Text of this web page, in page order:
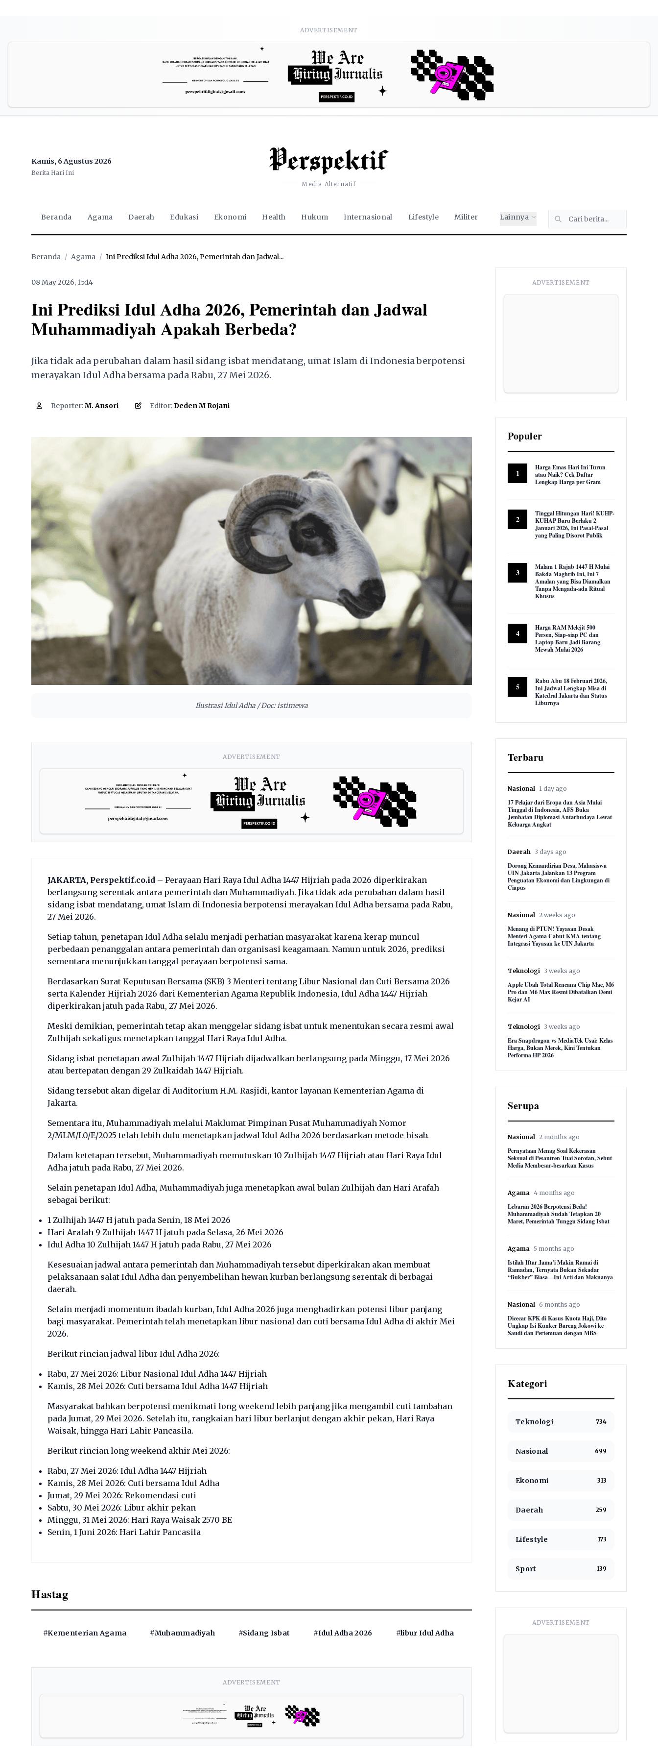
ADVERTISEMENT
Kamis, 6 Agustus 2026
Berita Hari Ini
Media Alternatif
Beranda Agama Daerah Edukasi Ekonomi Health Hukum Internasional Lifestyle Militer Lainnya
Beranda / Agama / Ini Prediksi Idul Adha 2026, Pemerintah dan Jadwal...
08 May 2026, 15:14
Ini Prediksi Idul Adha 2026, Pemerintah dan Jadwal
Muhammadiyah Apakah Berbeda?
Jika tidak ada perubahan dalam hasil sidang isbat mendatang, umat Islam di Indonesia berpotensi
merayakan Idul Adha bersama pada Rabu, 27 Mei 2026.
Reporter:M. Ansori Editor:Deden M Rojani
1,812
Ilustrasi Idul Adha / Doc: istimewa
ADVERTISEMENT
JAKARTA, Perspektif.co.id – Perayaan Hari Raya Idul Adha 1447 Hijriah pada 2026 diperkirakan
berlangsung serentak antara pemerintah dan Muhammadiyah. Jika tidak ada perubahan dalam hasil
sidang isbat mendatang, umat Islam di Indonesia berpotensi merayakan Idul Adha bersama pada Rabu,
27 Mei 2026.
Setiap tahun, penetapan Idul Adha selalu menjadi perhatian masyarakat karena kerap muncul
perbedaan penanggalan antara pemerintah dan organisasi keagamaan. Namun untuk 2026, prediksi
sementara menunjukkan tanggal perayaan berpotensi sama.
Berdasarkan Surat Keputusan Bersama (SKB) 3 Menteri tentang Libur Nasional dan Cuti Bersama 2026
serta Kalender Hijriah 2026 dari Kementerian Agama Republik Indonesia, Idul Adha 1447 Hijriah
diperkirakan jatuh pada Rabu, 27 Mei 2026.
Meski demikian, pemerintah tetap akan menggelar sidang isbat untuk menentukan secara resmi awal
Zulhijah sekaligus menetapkan tanggal Hari Raya Idul Adha.
Sidang isbat penetapan awal Zulhijah 1447 Hijriah dijadwalkan berlangsung pada Minggu, 17 Mei 2026
atau bertepatan dengan 29 Zulkaidah 1447 Hijriah.
Sidang tersebut akan digelar di Auditorium H.M. Rasjidi, kantor layanan Kementerian Agama di
Jakarta.
Sementara itu, Muhammadiyah melalui Maklumat Pimpinan Pusat Muhammadiyah Nomor
2/MLM/I.0/E/2025 telah lebih dulu menetapkan jadwal Idul Adha 2026 berdasarkan metode hisab.
Dalam ketetapan tersebut, Muhammadiyah memutuskan 10 Zulhijah 1447 Hijriah atau Hari Raya Idul
Adha jatuh pada Rabu, 27 Mei 2026.
Selain penetapan Idul Adha, Muhammadiyah juga menetapkan awal bulan Zulhijah dan Hari Arafah
sebagai berikut:
1 Zulhijah 1447 H jatuh pada Senin, 18 Mei 2026
Hari Arafah 9 Zulhijah 1447 H jatuh pada Selasa, 26 Mei 2026
Idul Adha 10 Zulhijah 1447 H jatuh pada Rabu, 27 Mei 2026
Kesesuaian jadwal antara pemerintah dan Muhammadiyah tersebut diperkirakan akan membuat
pelaksanaan salat Idul Adha dan penyembelihan hewan kurban berlangsung serentak di berbagai
daerah.
Selain menjadi momentum ibadah kurban, Idul Adha 2026 juga menghadirkan potensi libur panjang
bagi masyarakat. Pemerintah telah menetapkan libur nasional dan cuti bersama Idul Adha di akhir Mei
2026.
Berikut rincian jadwal libur Idul Adha 2026:
Rabu, 27 Mei 2026: Libur Nasional Idul Adha 1447 Hijriah
Kamis, 28 Mei 2026: Cuti bersama Idul Adha 1447 Hijriah
Masyarakat bahkan berpotensi menikmati long weekend lebih panjang jika mengambil cuti tambahan
pada Jumat, 29 Mei 2026. Setelah itu, rangkaian hari libur berlanjut dengan akhir pekan, Hari Raya
Waisak, hingga Hari Lahir Pancasila.
Berikut rincian long weekend akhir Mei 2026:
Rabu, 27 Mei 2026: Idul Adha 1447 Hijriah
Kamis, 28 Mei 2026: Cuti bersama Idul Adha
Jumat, 29 Mei 2026: Rekomendasi cuti
Sabtu, 30 Mei 2026: Libur akhir pekan
Minggu, 31 Mei 2026: Hari Raya Waisak 2570 BE
Senin, 1 Juni 2026: Hari Lahir Pancasila
Hastag
#Kementerian Agama #Muhammadiyah #Sidang Isbat #Idul Adha 2026 #libur Idul Adha
ADVERTISEMENT
ADVERTISEMENT
Populer
1
Harga Emas Hari Ini Turun
atau Naik? Cek Daftar
Lengkap Harga per Gram
2
Tinggal Hitungan Hari! KUHP-
KUHAP Baru Berlaku 2
Januari 2026, Ini Pasal-Pasal
yang Paling Disorot Publik
3
Malam 1 Rajab 1447 H Mulai
Bakda Maghrib Ini, Ini 7
Amalan yang Bisa Diamalkan
Tanpa Mengada-ada Ritual
Khusus
4
Harga RAM Melejit 500
Persen, Siap-siap PC dan
Laptop Baru Jadi Barang
Mewah Mulai 2026
5
Rabu Abu 18 Februari 2026,
Ini Jadwal Lengkap Misa di
Katedral Jakarta dan Status
Liburnya
Terbaru
Nasional 1 day ago
17 Pelajar dari Eropa dan Asia Mulai
Tinggal di Indonesia, AFS Buka
Jembatan Diplomasi Antarbudaya Lewat
Keluarga Angkat
Daerah 3 days ago
Dorong Kemandirian Desa, Mahasiswa
UIN Jakarta Jalankan 13 Program
Penguatan Ekonomi dan Lingkungan di
Ciapus
Nasional 2 weeks ago
Menang di PTUN! Yayasan Desak
Menteri Agama Cabut KMA tentang
Integrasi Yayasan ke UIN Jakarta
Teknologi 3 weeks ago
Apple Ubah Total Rencana Chip Mac, M6
Pro dan M6 Max Resmi Dibatalkan Demi
Kejar AI
Teknologi 3 weeks ago
Era Snapdragon vs MediaTek Usai: Kelas
Harga, Bukan Merek, Kini Tentukan
Performa HP 2026
Serupa
Nasional 2 months ago
Pernyataan Menag Soal Kekerasan
Seksual di Pesantren Tuai Sorotan, Sebut
Media Membesar-besarkan Kasus
Agama 4 months ago
Lebaran 2026 Berpotensi Beda!
Muhammadiyah Sudah Tetapkan 20
Maret, Pemerintah Tunggu Sidang Isbat
Agama 5 months ago
Istilah Iftar Jama’i Makin Ramai di
Ramadan, Ternyata Bukan Sekadar
“Bukber” Biasa—Ini Arti dan Maknanya
Nasional 6 months ago
Dicecar KPK di Kasus Kuota Haji, Dito
Ungkap Isi Kunker Bareng Jokowi ke
Saudi dan Pertemuan dengan MBS
Kategori
Teknologi 734
Nasional 699
Ekonomi 313
Daerah 259
Lifestyle 173
Sport 139
ADVERTISEMENT